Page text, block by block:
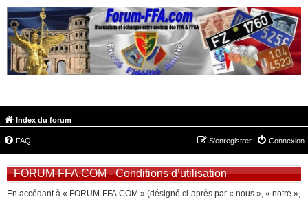
Index du forum
FAQ Connexion
S’enregistrer
FORUM-FFA.COM - Conditions d’utilisation
En accédant à « FORUM-FFA.COM » (désigné ci-après par « nous », « notre »,